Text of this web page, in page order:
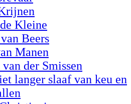
Kleine
Beers
Manen
der Smissen
langer slaaf van keu en